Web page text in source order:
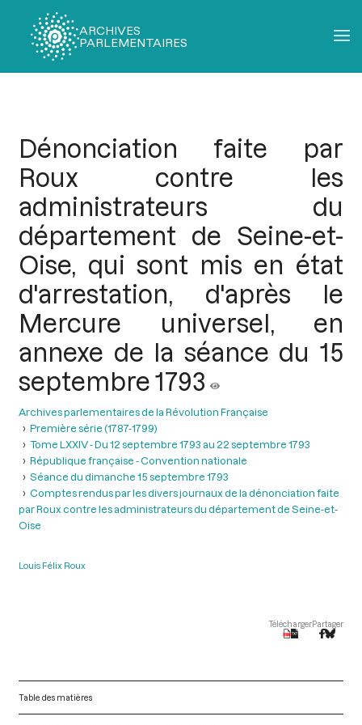
ARCHIVES
PARLEMENTAIRES
Dénonciation faite par
Roux contre les
administrateurs du
département de Seine-et-
Oise, qui sont mis en état
d'arrestation, d'après le
Mercure universel, en
annexe de la séance du 15
septembre 1793
Archives parlementaires de la Révolution Française
Première série (1787-1799)
Tome LXXIV - Du 12 septembre 1793 au 22 septembre 1793
République française - Convention nationale
Séance du dimanche 15 septembre 1793
Comptes rendus par les divers journaux de la dénonciation faite
par Roux contre les administrateurs du département de Seine-et-
Oise
Louis Félix Roux
TéléchargerPartager
Table des matières